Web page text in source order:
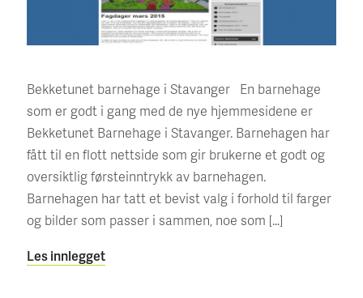
Bekketunet barnehage i Stavanger En barnehage
som er godt i gang med de nye hjemmesidene er
Bekketunet Barnehage i Stavanger. Barnehagen har
fått til en flott nettside som gir brukerne et godt og
oversiktlig førsteinntrykk av barnehagen.
Barnehagen har tatt et bevist valg i forhold til farger
og bilder som passer i sammen, noe som […]
Les innlegget